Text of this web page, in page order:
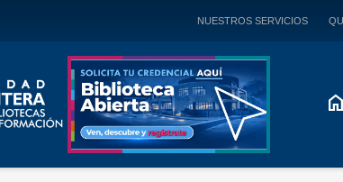
NUESTROS SERVICIOS
home